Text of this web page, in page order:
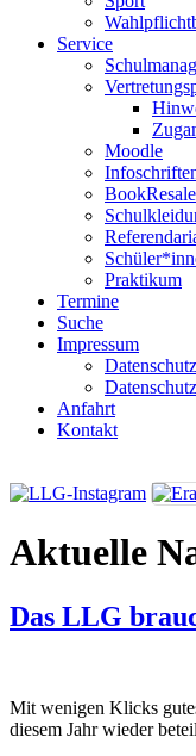
Service
Moodle
BookResale
Praktikum
Termine
Suche
Impressum
Anfahrt
Kontakt
Aktuelle
Das LLG
Mit wenigen Klicks
diesem Jahr wieder